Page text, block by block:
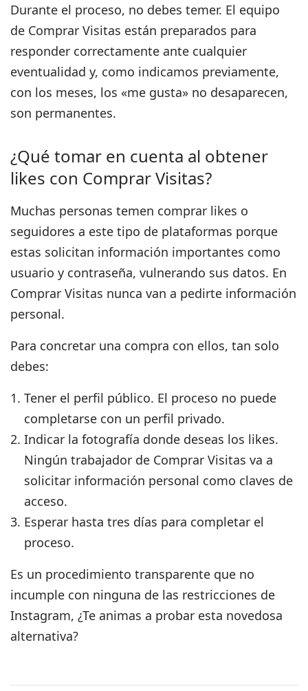
Durante el proceso, no debes temer. El equipo
de Comprar Visitas están preparados para
responder correctamente ante cualquier
eventualidad y, como indicamos previamente,
con los meses, los «me gusta» no desaparecen,
son permanentes.
¿Qué tomar en cuenta al obtener
likes con Comprar Visitas?
Muchas personas temen comprar likes o
seguidores a este tipo de plataformas porque
estas solicitan información importantes como
usuario y contraseña, vulnerando sus datos. En
Comprar Visitas nunca van a pedirte información
personal.
Para concretar una compra con ellos, tan solo
debes:
Tener el perfil público. El proceso no puede
completarse con un perfil privado.
Indicar la fotografía donde deseas los likes.
Ningún trabajador de Comprar Visitas va a
solicitar información personal como claves de
acceso.
Esperar hasta tres días para completar el
proceso.
Es un procedimiento transparente que no
incumple con ninguna de las restricciones de
Instagram, ¿Te animas a probar esta novedosa
alternativa?